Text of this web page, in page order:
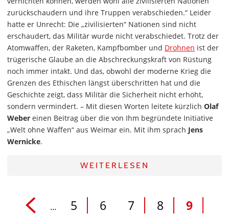
zurückschaudern und ihre Truppen verabschieden.“ Leider
hatte er Unrecht: Die „zivilisierten“ Nationen sind nicht
erschaudert, das Militär wurde nicht verabschiedet. Trotz der
Atomwaffen, der Raketen, Kampfbomber und Drohnen ist der
trügerische Glaube an die Abschreckungskraft von Rüstung
noch immer intakt. Und das, obwohl der moderne Krieg die
Grenzen des Ethischen längst überschritten hat und die
Geschichte zeigt, dass Militär die Sicherheit nicht erhöht,
sondern vermindert. – Mit diesen Worten leitete kürzlich Olaf
Weber einen Beitrag über die von Ihm begründete Initiative
„Welt ohne Waffen“ aus Weimar ein. Mit ihm sprach Jens
Wernicke.
WEITERLESEN
... 5 6 7 8 9